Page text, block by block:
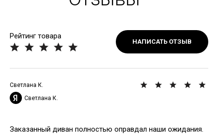
Рейтинг товара
НАПИСАТЬ ОТЗЫВ
Заказанный диван полностью оправдал наши ожидания.
Светлана К.
Светлана К.